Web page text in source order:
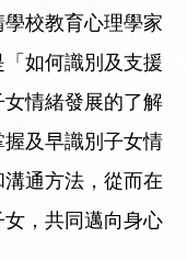
校教育心理學家
如何識別及支援
情緒發展的了解
及早識別子女情
通方法，從而在
，共同邁向身心